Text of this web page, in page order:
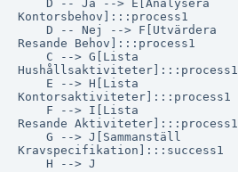
    D -- Ja --> E[Analysera
Kontorsbehov]:::process1
    D -- Nej --> F[Utvärdera
Resande Behov]:::process1
    C --> G[Lista
Hushållsaktiviteter]:::process1
    E --> H[Lista
Kontorsaktiviteter]:::process1
    F --> I[Lista
Resande Aktiviteter]:::process1
    G --> J[Sammanställ
Kravspecifikation]:::success1
    H --> J